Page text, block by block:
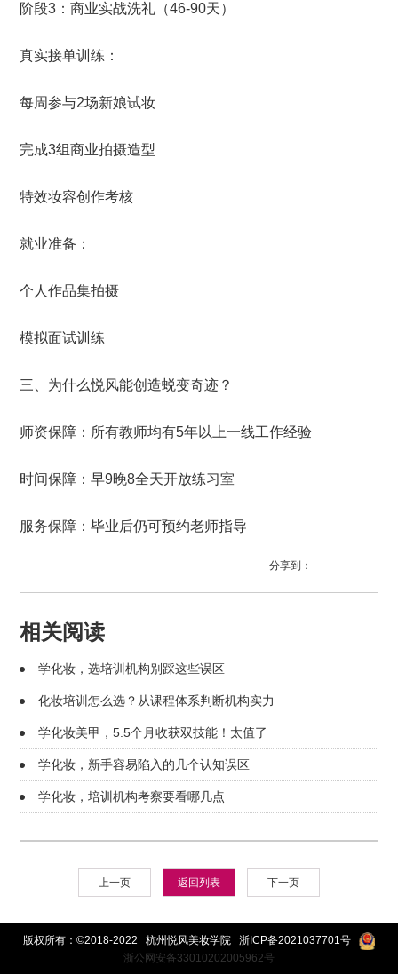
阶段3：商业实战洗礼（46-90天）
真实接单训练：
每周参与2场新娘试妆
完成3组商业拍摄造型
特效妆容创作考核
就业准备：
个人作品集拍摄
模拟面试训练
三、为什么悦风能创造蜕变奇迹？
师资保障：所有教师均有5年以上一线工作经验
时间保障：早9晚8全天开放练习室
服务保障：毕业后仍可预约老师指导
分享到：
相关阅读
学化妆，选培训机构别踩这些误区
化妆培训怎么选？从课程体系判断机构实力
学化妆美甲，5.5个月收获双技能！太值了
学化妆，新手容易陷入的几个认知误区
学化妆，培训机构考察要看哪几点
上一页 返回列表 下一页
版权所有：©2018-2022 杭州悦风美妆学院 浙ICP备2021037701号
浙公网安备33010202005962号